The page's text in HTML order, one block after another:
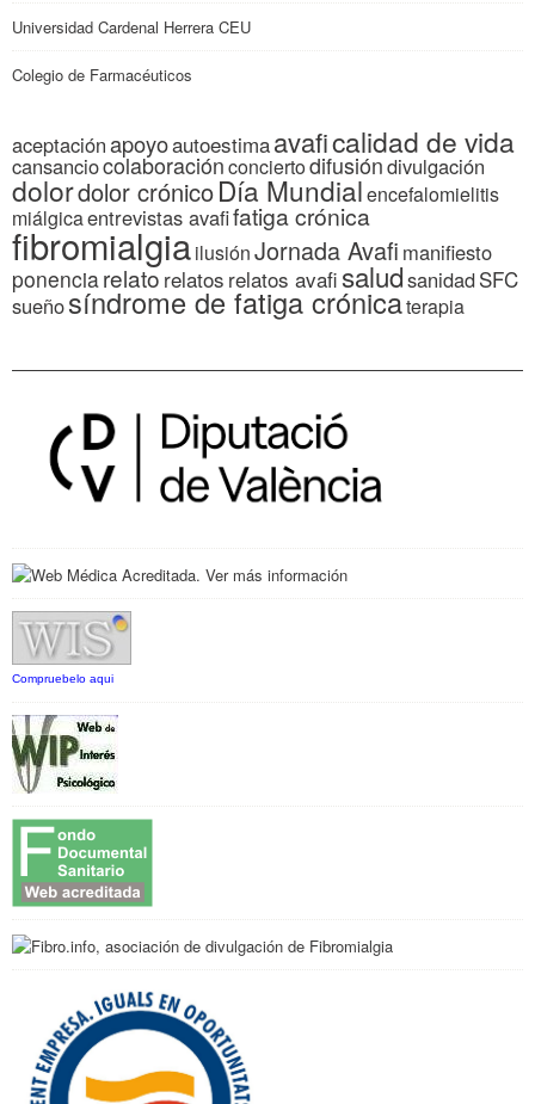
Universidad Cardenal Herrera CEU
Colegio de Farmacéuticos
aceptaciónapoyoautoestimaavaficalidad de vida
cansanciocolaboraciónconciertodifusióndivulgación
dolordolor crónicoDía Mundialencefalomielitis
miálgicaentrevistas avafifatiga crónica
fibromialgiailusiónJornada Avafi manifiesto
ponenciarelato relatos relatos avafisaludsanidadSFC
sueñosíndrome de fatiga crónicaterapia
Compruebelo aqui